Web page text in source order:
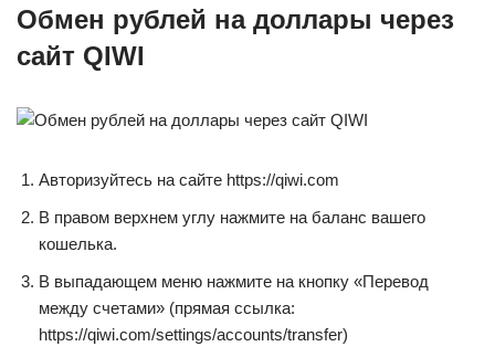
Обмен рублей на доллары через
сайт QIWI
Авторизуйтесь на сайте https://qiwi.com
В правом верхнем углу нажмите на баланс вашего
кошелька.
В выпадающем меню нажмите на кнопку «Перевод
между счетами» (прямая ссылка:
https://qiwi.com/settings/accounts/transfer)